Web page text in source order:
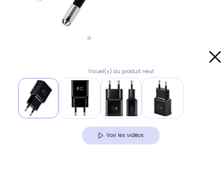
Visuel(s) du produit neuf
Voir les vidéos